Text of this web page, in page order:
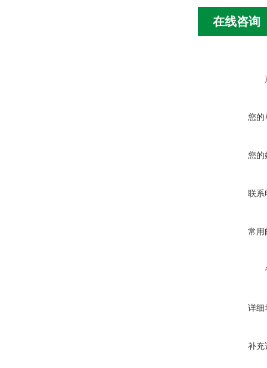
在线咨询
您的
您的
联系
常用
详细
补充